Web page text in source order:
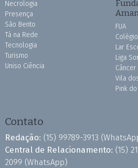
Necrologia
Presença
São Bento
Tá na Rede
Tecnologia
Turismo
Uniso Ciência
FUA
Lar
Liga
Câncer
Vila
Pink
Contato
Redação: (15) 99789-3913
Central de Relacionamento: (15)
2099 (WhatsApp)